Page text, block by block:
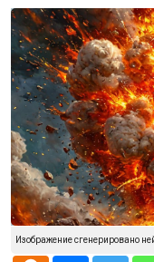
Изображение сгенерировано